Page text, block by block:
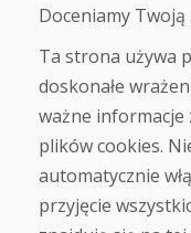
Skarga
Doceniamy
Ta strona używa
doskonałe
ważne informacje
plików cookies.
automatycznie
przyjęcie